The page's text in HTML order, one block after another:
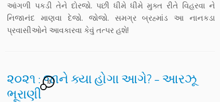
આંગળી પકડી તેને દોરજો. પછી ધીમે ધીમે મુક્ત રીતે વિહરવા ને
નિજાનંદ માણવા દેજો. જોજો. સમગ્ર બ્રહ્માંડ આ નાનકડા
પ્રવાસીઓને આવકારવા કેવું તત્પર હશે!
૨૦૨૧ : જાને ક્યા હોગા આગે? – આરઝૂ
ભૂરાણી
10